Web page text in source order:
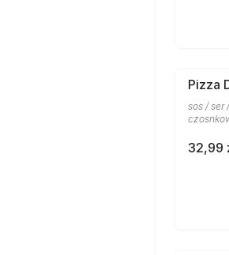
Pizza
sos / ser
32,99